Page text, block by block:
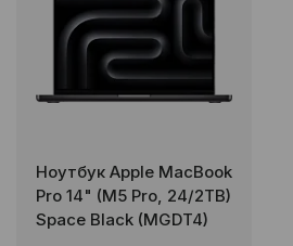
Ноутбук Apple MacBook
Pro 14" (M5 Pro, 24/2TB)
Space Black (MGDT4)